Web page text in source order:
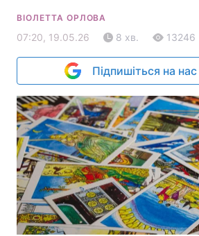
ВІОЛЕТТА ОРЛОВА
07:20, 19.05.26 8 хв. 13246
Підпишіться на